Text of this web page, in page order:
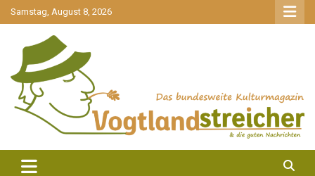
gehe
zum
Samstag, August 8, 2026
Vogtlandstreicher